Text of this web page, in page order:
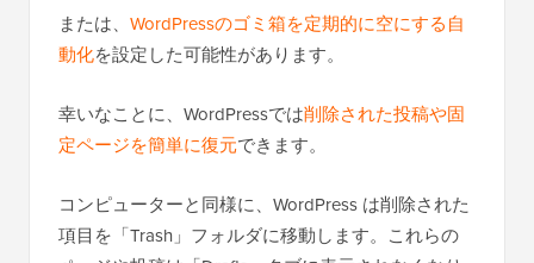
または、 WordPressのゴミ箱を定期的に空にする自
動化を設定した可能性があります。
幸いなことに、WordPressでは削除された投稿や固
定ページを簡単に復元できます。
コンピューターと同様に、WordPress は削除された
項目を「Trash」フォルダに移動します。これらの